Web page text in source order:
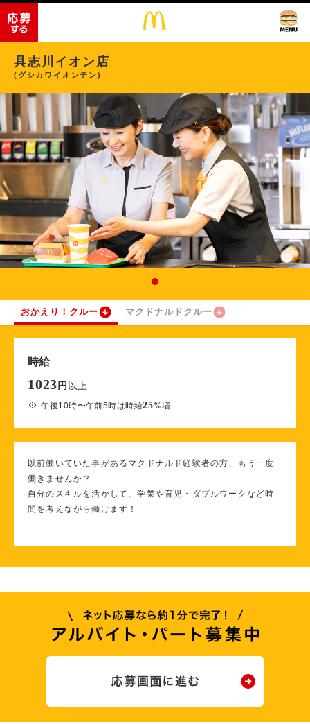
具志川イオン店
(グシカワイオンテン)
おかえり！クルー マクドナルドクルー
時給
1023 円 以上
※午後10時〜午前5時は時給25%増
以前働いていた事があるマクドナルド経験者の方、もう一度
働きませんか？
自分のスキルを活かして、学業や育児・ダブルワークなど時
間を考えながら働けます！